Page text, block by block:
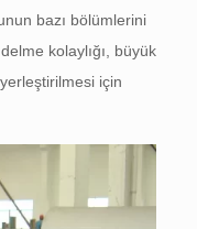
bazı bölümlerini
kolaylığı, büyük
için